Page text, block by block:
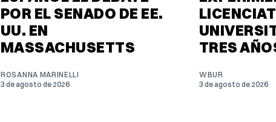
POR EL SENADO DE EE.
UU. EN
MASSACHUSETTS
ROSANNA MARINELLI
3 de agosto de 2026
TRES
WBUR
3 de agosto de 2026